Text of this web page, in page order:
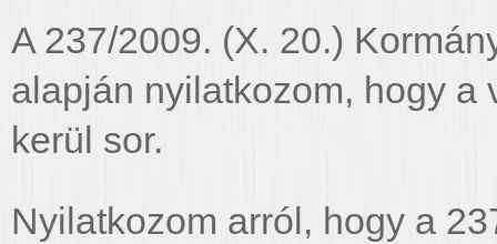
A 237/2009. (X. 20.)
alapján nyilatkozom, hogy a
kerül sor.
Nyilatkozom arról, hogy a